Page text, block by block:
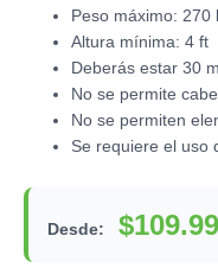
Peso máximo: 270
Altura mínima: 4 ft
Deberás estar 30
No se permite
No se permiten
Se requiere el uso
Desde: $109.99